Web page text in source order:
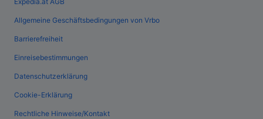
Allgemeine Geschäftsbedingungen von Vrbo
Barrierefreiheit
Einreisebestimmungen
Datenschutzerklärung
Cookie-Erklärung
Rechtliche Hinweise/Kontakt